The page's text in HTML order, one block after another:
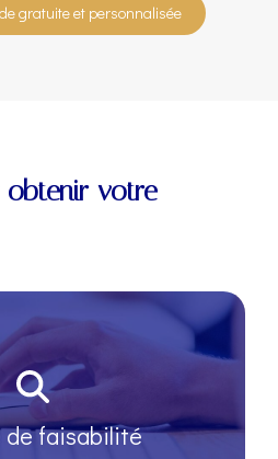
gratuite et personnalisée
obtenir votre
de faisabilité